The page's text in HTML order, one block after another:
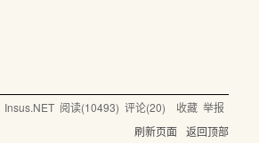
Insus.NET 阅读(10493) 评论(20) 收藏 举报
刷新页面
返回顶部